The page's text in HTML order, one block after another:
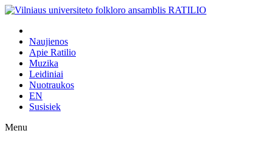
Naujienos
Apie Ratilio
Muzika
Leidiniai
Nuotraukos
EN
Susisiek
Menu